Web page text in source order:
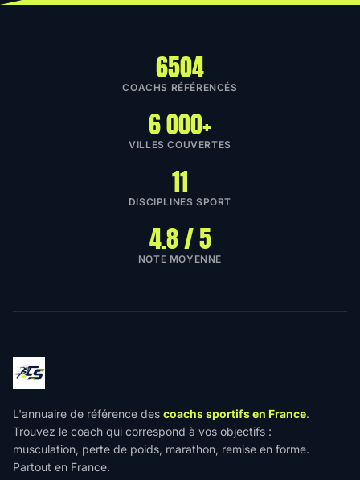
6504
COACHS RÉFÉRENCÉS
6 000+
VILLES COUVERTES
11
DISCIPLINES SPORT
4.8 / 5
NOTE MOYENNE
L'annuaire de référence des coachs sportifs en France.
Trouvez le coach qui correspond à vos objectifs :
musculation, perte de poids, marathon, remise en forme.
Partout en France.